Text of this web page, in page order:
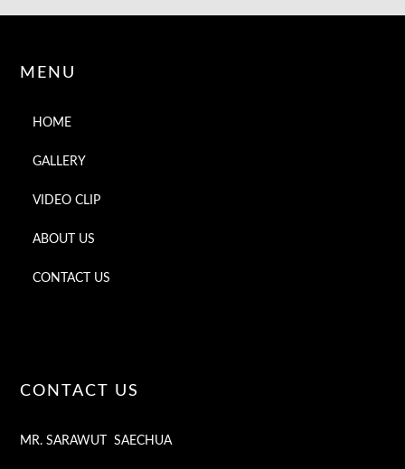
MENU
HOME
GALLERY
VIDEO CLIP
ABOUT US
CONTACT US
CONTACT US
MR. SARAWUT SAECHUA